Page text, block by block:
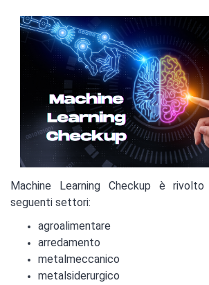
Machine Learning Checkup è
seguenti settori:
agroalimentare
arredamento
metalmeccanico
metalsiderurgico